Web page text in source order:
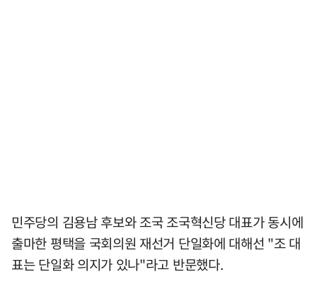
민주당의 김용남 후보와 조국 조국혁신당 대표가 동시에
출마한 평택을 국회의원 재선거 단일화에 대해선 "조 대
표는 단일화 의지가 있나"라고 반문했다.